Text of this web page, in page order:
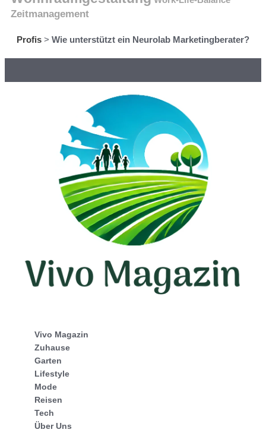
Zeitmanagement
Profis > Wie unterstützt ein Neurolab Marketingberater?
Vivo Magazin
Zuhause
Garten
Lifestyle
Mode
Reisen
Tech
Über Uns